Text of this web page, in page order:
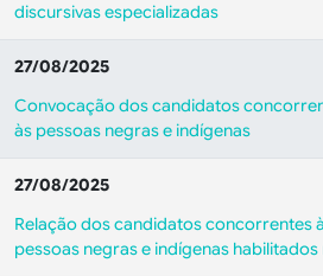
discursivas especializadas
27/08/2025
Convocação dos candidatos
às pessoas negras e indígenas
27/08/2025
Relação dos candidatos concorrentes
pessoas negras e indígenas